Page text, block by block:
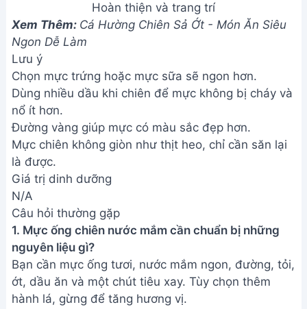
Hoàn thiện và trang trí
Xem Thêm: Cá Hường Chiên Sả Ớt - Món Ăn Siêu
Ngon Dễ Làm
Lưu ý
Chọn mực trứng hoặc mực sữa sẽ ngon hơn.
Dùng nhiều dầu khi chiên để mực không bị cháy và
nổ ít hơn.
Đường vàng giúp mực có màu sắc đẹp hơn.
Mực chiên không giòn như thịt heo, chỉ cần săn lại
là được.
Giá trị dinh dưỡng
N/A
Câu hỏi thường gặp
1. Mực ống chiên nước mắm cần chuẩn bị những
nguyên liệu gì?
Bạn cần mực ống tươi, nước mắm ngon, đường, tỏi,
ớt, dầu ăn và một chút tiêu xay. Tùy chọn thêm
hành lá, gừng để tăng hương vị.